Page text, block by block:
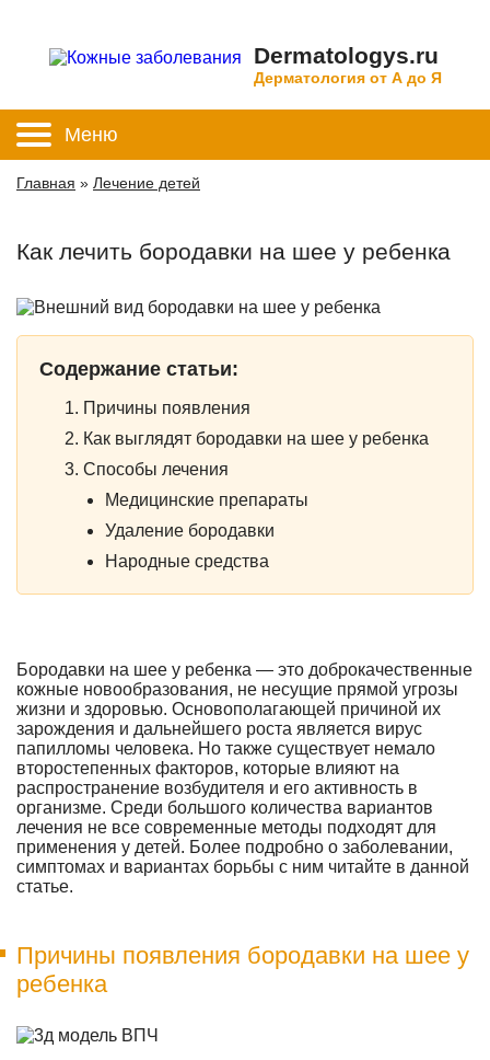
Dermatologys.ru
Дерматология от А до Я
Меню
Главная » Лечение детей
Как лечить бородавки на шее у ребенка
Содержание статьи:
Причины появления
Как выглядят бородавки на шее у ребенка
Способы лечения
Медицинские препараты
Удаление бородавки
Народные средства
Бородавки на шее у ребенка — это доброкачественные
кожные новообразования, не несущие прямой угрозы
жизни и здоровью. Основополагающей причиной их
зарождения и дальнейшего роста является вирус
папилломы человека. Но также существует немало
второстепенных факторов, которые влияют на
распространение возбудителя и его активность в
организме. Среди большого количества вариантов
лечения не все современные методы подходят для
применения у детей. Более подробно о заболевании,
симптомах и вариантах борьбы с ним читайте в данной
статье.
Причины появления бородавки на шее у
ребенка